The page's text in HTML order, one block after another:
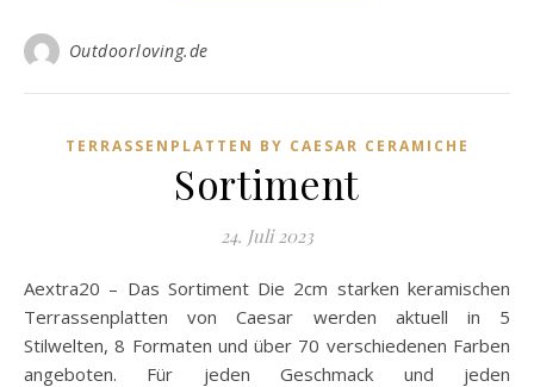
Outdoorloving.de
TERRASSENPLATTEN BY CAESAR CERAMICHE
Sortiment
24. Juli 2023
Aextra20 – Das Sortiment Die 2cm starken keramischen
Terrassenplatten von Caesar werden aktuell in 5
Stilwelten, 8 Formaten und über 70 verschiedenen Farben
angeboten. Für jeden Geschmack und jeden